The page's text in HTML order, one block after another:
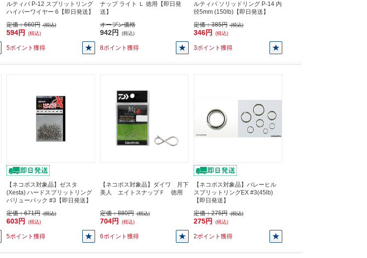
ルティバ P-12 スプリットリング
ハイパーワイヤー 6【即日発送】
定価：660円 (税込)
594円 (税込)
5ポイント獲得
ナップ ライト Ｌ 徳用【即日発
送】
オープン価格
942円 (税込)
8ポイント獲得
ルティバ ソリッドリング P-14 内
径5mm (150lb)【即日発送】
定価：385円 (税込)
346円 (税込)
3ポイント獲得
【ネコポス対象品】ゼスタ
(Xesta) ハードスプリットリング
バリューパック #3【即日発送】
定価：671円 (税込)
603円 (税込)
5ポイント獲得
【ネコポス対象品】ダイワ 月下
美人 エイトスナップＦ 徳用
定価：880円 (税込)
704円 (税込)
6ポイント獲得
【ネコポス対象品】バレーヒル
スプリットリングEX #3(45lb)
【即日発送】
定価：275円 (税込)
275円 (税込)
2ポイント獲得